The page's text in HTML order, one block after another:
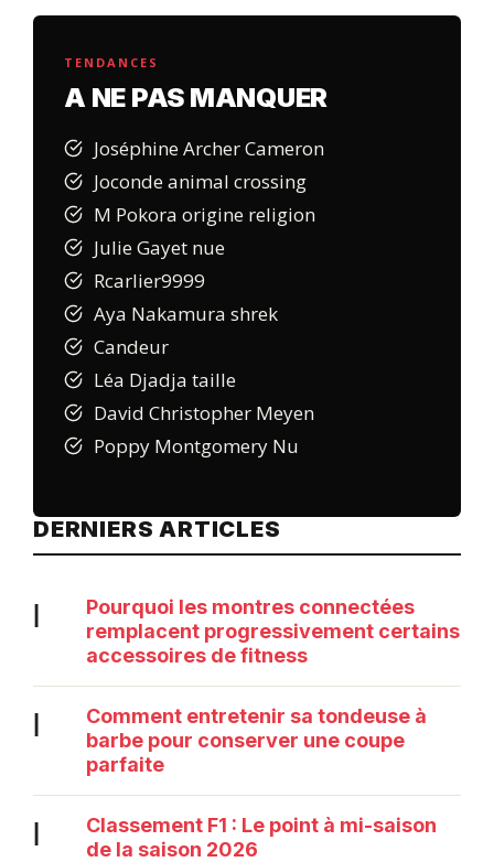
TENDANCES
A NE PAS MANQUER
Joséphine Archer Cameron
Joconde animal crossing
M Pokora origine religion
Julie Gayet nue
Rcarlier9999
Aya Nakamura shrek
Candeur
Léa Djadja taille
David Christopher Meyen
Poppy Montgomery Nu
DERNIERS ARTICLES
|
Pourquoi les montres connectées
remplacent progressivement certains
accessoires de fitness
|
Comment entretenir sa tondeuse à
barbe pour conserver une coupe
parfaite
|
Classement F1 : Le point à mi-saison
de la saison 2026